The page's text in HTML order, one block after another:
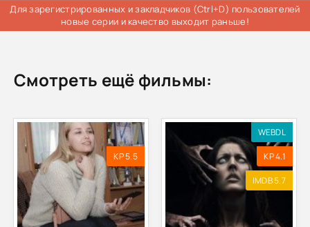
Для зарегистрированных и закладчиков (Ctrl+D) пользователей
новые серии и качество выходит раньше!
Смотреть ещё фильмы:
KP 5.5
WEBDL
KP 4.1
IMDB 5.7